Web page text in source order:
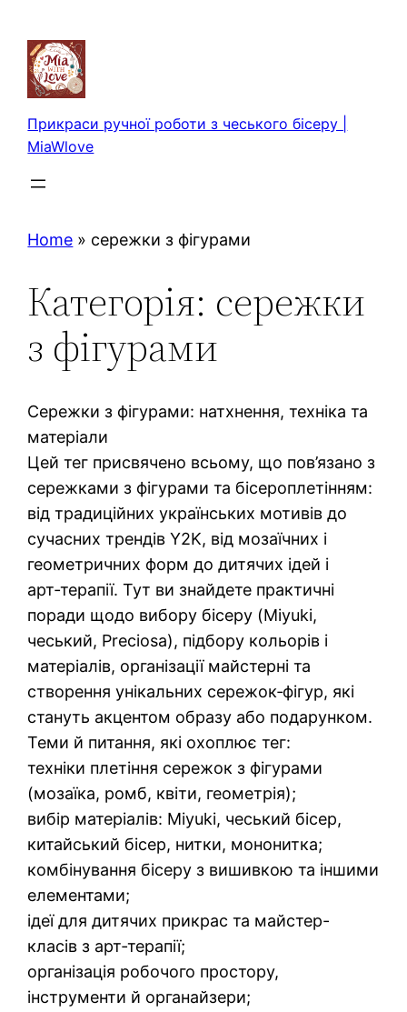
вмісту
Прикраси ручної роботи з чеського бісеру |
MiaWlove
Home » сережки з фігурами
Категорія: сережки
з фігурами
Сережки з фігурами: натхнення, техніка та
матеріали
Цей тег присвячено всьому, що пов’язано з
сережками з фігурами та бісероплетінням:
від традиційних українських мотивів до
сучасних трендів Y2K, від мозаїчних і
геометричних форм до дитячих ідей і
арт‑терапії. Тут ви знайдете практичні
поради щодо вибору бісеру (Miyuki,
чеський, Preciosa), підбору кольорів і
матеріалів, організації майстерні та
створення унікальних сережок‑фігур, які
стануть акцентом образу або подарунком.
Теми й питання, які охоплює тег:
техніки плетіння сережок з фігурами
(мозаїка, ромб, квіти, геометрія);
вибір матеріалів: Miyuki, чеський бісер,
китайський бісер, нитки, мононитка;
комбінування бісеру з вишивкою та іншими
елементами;
ідеї для дитячих прикрас та майстер-
класів з арт‑терапії;
організація робочого простору,
інструменти й органайзери;